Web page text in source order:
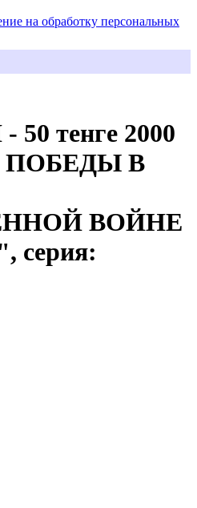
на обработку персональных
тенге 2000
ПОБЕДЫ В
ВОЙНЕ
серия: